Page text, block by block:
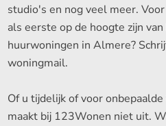
studio's en nog veel meer.
als eerste op de hoogte zijn
huurwoningen in Almere?
woningmail.
Of u tijdelijk of voor
maakt bij 123Wonen niet uit.